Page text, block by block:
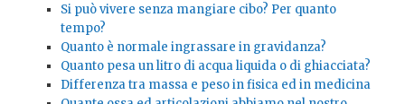
Si può vivere senza mangiare cibo? Per quanto
tempo?
Quanto è normale ingrassare in gravidanza?
Quanto pesa un litro di acqua liquida o di ghiacciata?
Differenza tra massa e peso in fisica ed in medicina